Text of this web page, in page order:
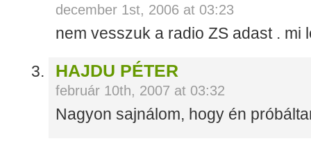
december 1st, 2006 at 03:23
nem vesszuk a radio ZS adast . mi
HAJDU PÉTER
február 10th, 2007 at 03:32
Nagyon sajnálom, hogy én